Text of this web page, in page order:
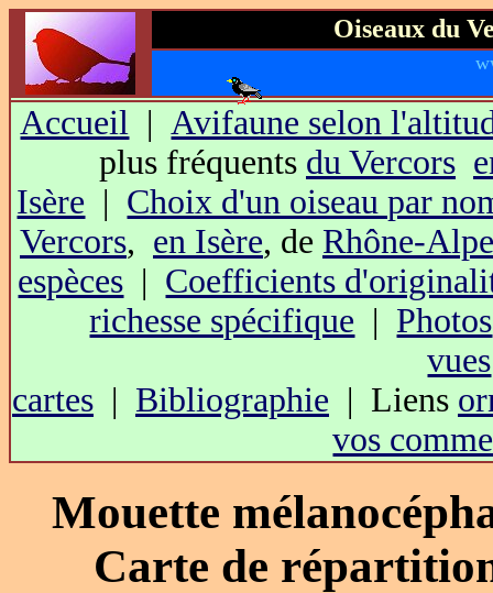
Oiseaux du
Accueil |Avifaune selon
plus fréquents du Vercors
Isère | Choix d'un oiseau par
Vercors, en Isère, de Rhône-
espèces | Coefficients
richesse spécifique | Photos
vues
cartes | Bibliographie | Liens
vos
Mouette
Carte de